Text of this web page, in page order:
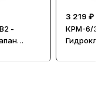
-
3 219 ₽
КРМ-6/3В1 -